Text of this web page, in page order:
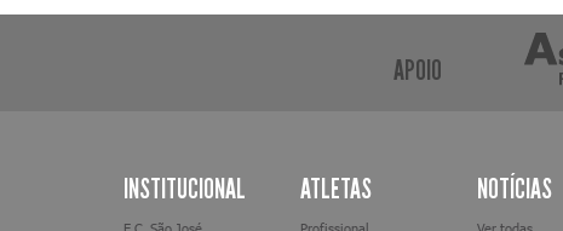
APOIO
INSTITUCIONAL
E.C. São José
ATLETAS
Profissional
NOTÍCIAS
Ver todas